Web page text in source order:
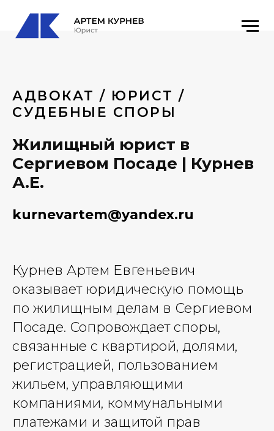
АДВОКАТ / ЮРИСТ /
СУДЕБНЫЕ СПОРЫ
Жилищный юрист в
Сергиевом Посаде | Курнев
А.Е.
kurnevartem@yandex.ru
Курнев Артем Евгеньевич
оказывает юридическую помощь
по жилищным делам в Сергиевом
Посаде. Сопровождает споры,
связанные с квартирой, долями,
регистрацией, пользованием
жильем, управляющими
компаниями, коммунальными
платежами и защитой прав